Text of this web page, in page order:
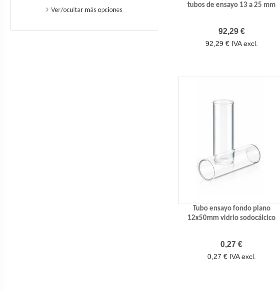
Ver/ocultar más opciones
tubos de ensayo 13 a 25 mm
Precio
92,29 €
92,29 € IVA excl.
Tubo ensayo fondo plano
12x50mm vidrio sodocálcico
Precio
0,27 €
0,27 € IVA excl.